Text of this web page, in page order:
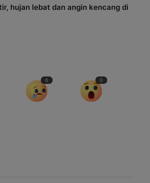
hujan lebat dan angin kencang di
0 0